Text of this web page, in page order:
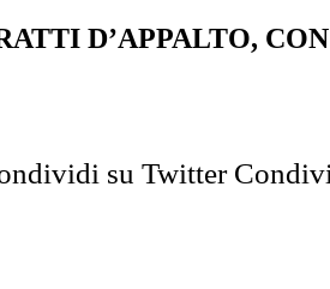
D’APPALTO,
su Twitter